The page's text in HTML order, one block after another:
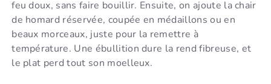
feu doux, sans faire bouillir. Ensuite, on ajoute la chair
de homard réservée, coupée en médaillons ou en
beaux morceaux, juste pour la remettre à
température. Une ébullition dure la rend fibreuse, et
le plat perd tout son moelleux.